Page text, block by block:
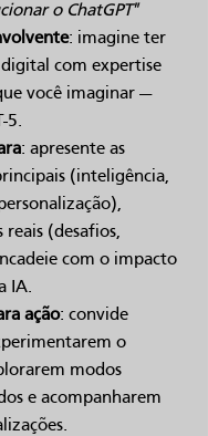
o ChatGPT"
: imagine ter
com expertise
você imaginar —
5.
: apresente as
(inteligência,
reais (desafios,
com o impacto
IA.
ação: convide
o
modos
e acompanharem